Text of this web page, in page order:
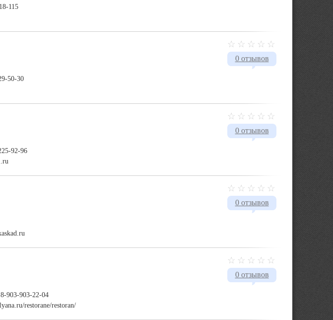
115
0 отзывов
50-30
0 отзывов
92-96
0 отзывов
0 отзывов
903-903-22-04
restorane/restoran/